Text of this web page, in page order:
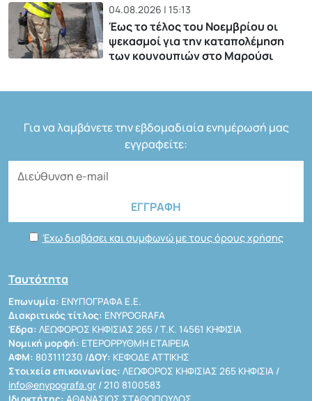
04.08.2026 | 15:13
Έως το τέλος του Νοεμβρίου οι
ψεκασμοί για την καταπολέμηση
των κουνουπιών στο Μαρούσι
Για να λαμβάνετε την εβδομαδιαία ενημέρωσή μας
εγγραφείτε:
Έχω διαβάσει και συμφωνώ με τους όρους χρήσης
Ταυτότητα
Επωνυμία: ΕΝΥΠΟΓΡΑΦΑ Ε.Ε.
Διακριτικός τίτλος: ENYPOGRAFA
Έδρα: ΛΕΩΦΟΡΟΣ ΚΗΦΙΣΙΑΣ 265 / Τ.Κ. 14561 ΚΗΦΙΣΙΑ
Νομική μορφή: ΕΤΕΡΟΡΡΥΘΜΗ ΕΤΑΙΡΕΙΑ
ΑΦΜ: 803111230 /ΔΟΥ: ΚΕΦΟΔΕ ΑΤΤΙΚΗΣ
Στοιχεία επικοινωνίας: ΛΕΩΦΟΡΟΣ ΚΗΦΙΣΙΑΣ 265 ΚΗΦΙΣΙΑ /
info@enypografa.gr / 210 8100583